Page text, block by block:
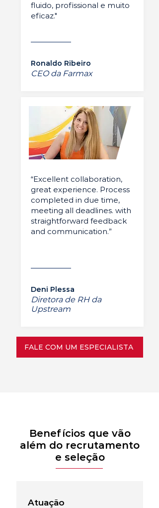
fluido, profissional e muito
eficaz."
Ronaldo Ribeiro
CEO da Farmax
“Excellent collaboration,
great experience. Process
completed in due time,
meeting all deadlines. with
straightforward feedback
and communication.”
Deni Plessa
Diretora de RH da
Upstream
FALE COM UM ESPECIALISTA
Benefícios que vão
além do recrutamento
e seleção
Atuação